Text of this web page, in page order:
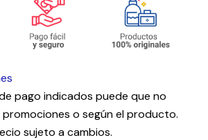
pago indicados puede que no
o según el producto.
sujeto a cambios.